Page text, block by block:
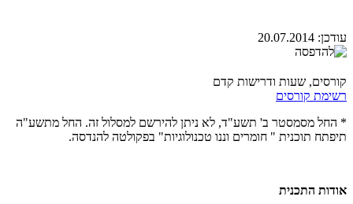
עודכן: 20.07.2014
קורסים, שעות ודרישות קדם
רשימת קורסים
* החל מסמסטר ב' תשע"ד, לא ניתן להירשם למסלול זה. החל מתשע"ה
תיפתח תוכנית " חומרים וננו טכנולוגיות" בפקולטה להנדסה.
אודות התכנית